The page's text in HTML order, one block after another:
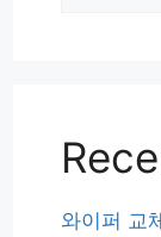
와이퍼 교